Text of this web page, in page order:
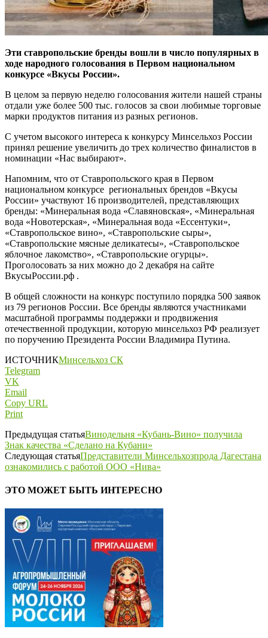
Эти ставропольские бренды вошли в число популярных в
ходе народного голосования в Первом национальном
конкурсе «Вкусы России».
В целом за первую неделю голосования жители нашей страны
отдали уже более 500 тыс. голосов за свои любимые торговые
марки продуктов питания из разных регионов.
С учетом высокого интереса к конкурсу Минсельхоз России
принял решение увеличить до трех количество финалистов в
номинации «Нас выбирают».
Напомним, что от Ставропольского края в Первом
национальном конкурсе региональных брендов «Вкусы
России» участвуют 16 производителей, представляющих
бренды: «Минеральная вода «Славяновская», «Минеральная
вода «Новотерская», «Минеральная вода «Ессентуки»,
«Ставропольское вино», «Ставропольские сыры»,
«Ставропольские мясные деликатесы», «Ставропольское
яблочное лакомство», «Ставропольские огурцы».
Проголосовать за них можно до 2 декабря на сайте
ВкусыРоссии.рф .
В общей сложности на конкурс поступило порядка 500 заявок
из 79 регионов России. Все бренды являются участниками
масштабной программы поддержки и продвижения
отечественной продукции, которую минсельхоз РФ реализует
по поручению Президента России Владимира Путина.
ИСТОЧНИКМинсельхоз СК
Telegram
VK
Email
Copy URL
Print
Предыдущая статьяВинодельня «Кубань-Вино» получила
Знак качества «Сделано на Кубани»
Следующая статьяПредставители Минсельхозпрода Дагестана
ознакомились с работой ООО «Нива»
ЭТО МОЖЕТ БЫТЬ ИНТЕРЕСНО